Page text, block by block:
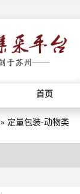
首页
» 定量包装-动物类